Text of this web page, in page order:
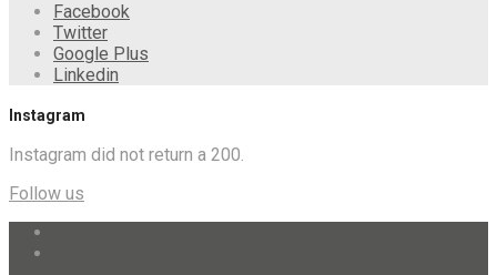
Facebook
Twitter
Google Plus
Linkedin
Instagram
Instagram did not return a 200.
Follow us